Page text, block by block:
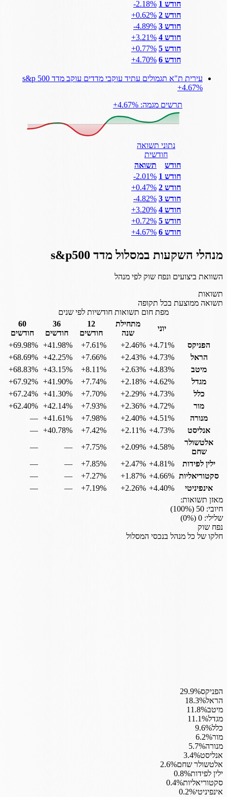
חודש 1
‎-2.18%
חודש 2
‎+0.62%
חודש 3
‎-4.89%
חודש 4
‎+3.21%
חודש 5
‎+0.77%
חודש 6
‎+4.70%
עירית ת"א תגמולים עתיד עוקבי מדדים עוקב מדד s&p 500
‎+4.67%
תרשים מגמה: ‎+4.67%
נתוני תשואה
חודשית
חודש
תשואה
חודש 1
‎-2.01%
חודש 2
‎+0.47%
חודש 3
‎-4.82%
חודש 4
‎+3.20%
חודש 5
‎+0.72%
חודש 6
‎+4.67%
מנהלי השקעות במסלול מדד s&p500
השוואת ביצועים ונפח שוק לפי מנהל
תשואות
תשואה ממוצעת בכל תקופה
מפת חום תשואות חודשיות לפי שנים
יוני
מתחילת
שנה
12
חודשים
36
חודשים
60
חודשים
הפניקס
‎+4.71%
‎+2.46%
‎+7.61%
‎+41.98%
‎+69.98%
הראל
‎+4.73%
‎+2.43%
‎+7.66%
‎+42.25%
‎+68.69%
מיטב
‎+4.83%
‎+2.63%
‎+8.11%
‎+43.15%
‎+68.83%
מגדל
‎+4.62%
‎+2.18%
‎+7.74%
‎+41.90%
‎+67.92%
כלל
‎+4.73%
‎+2.29%
‎+7.70%
‎+41.30%
‎+67.24%
מור
‎+4.72%
‎+2.36%
‎+7.93%
‎+42.14%
‎+62.40%
מנורה
‎+4.51%
‎+2.40%
‎+7.98%
‎+41.61%
—
אנליסט
‎+4.73%
‎+2.11%
‎+7.42%
‎+40.78%
—
אלטשולר
שחם
‎+4.58%
‎+2.09%
‎+7.75%
—
—
ילין לפידות
‎+4.81%
‎+2.47%
‎+7.85%
—
—
סקטוריאליות ‎+4.66%
‎+1.87%
‎+7.27%
—
—
אינפיניטי
‎+4.40%
‎+2.26%
‎+7.19%
—
—
מאזן תשואות:
חיובי: 50
(
100%)
שלילי: 0
(
0%)
נפח שוק
חלקו של כל מנהל בנכסי המסלול
הפניקס 29.9%
הראל
18.3%
מיטב
11.8%
מגדל
11.1%
כלל
9.6%
מור
6.2%
מנורה
5.7%
אנליסט
3.4%
אלטשולר שחם
2.6%
ילין לפידות
0.8%
סקטוריאליות
0.4%
אינפיניטי
0.2%